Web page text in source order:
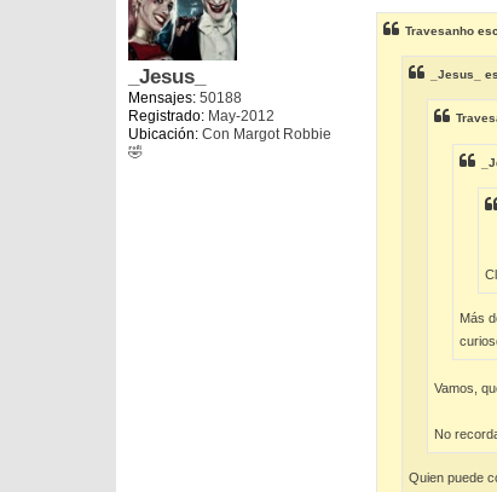
_Jesus_
Mensajes: 50188
Registrado: May-2012
Ubicación: Con Margot Robbie
🤣
a
j
e
Travesanho
_Jesus_
Más
Vamos,
No
Quien puede